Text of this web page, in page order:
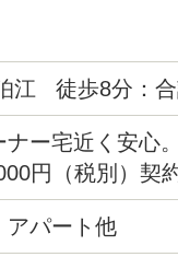
江 徒歩8分：
ナー宅近く安心
円（税別）契
アパート他